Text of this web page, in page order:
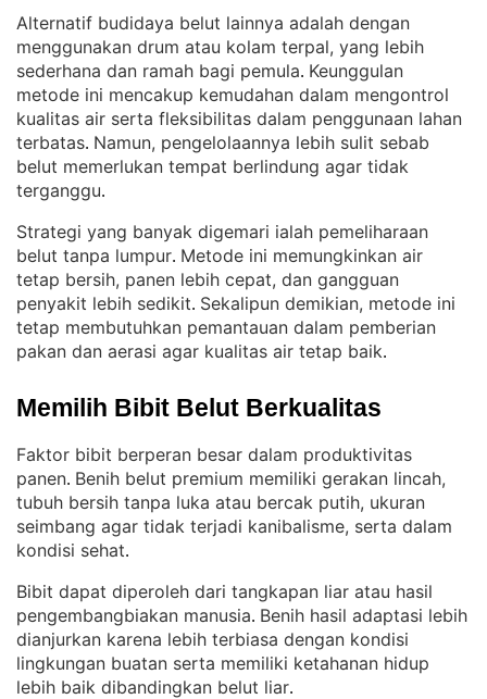
Alternatif budidaya belut lainnya adalah dengan
menggunakan drum atau kolam terpal, yang lebih
sederhana dan ramah bagi pemula. Keunggulan
metode ini mencakup kemudahan dalam mengontrol
kualitas air serta fleksibilitas dalam penggunaan lahan
terbatas. Namun, pengelolaannya lebih sulit sebab
belut memerlukan tempat berlindung agar tidak
terganggu.
Strategi yang banyak digemari ialah pemeliharaan
belut tanpa lumpur. Metode ini memungkinkan air
tetap bersih, panen lebih cepat, dan gangguan
penyakit lebih sedikit. Sekalipun demikian, metode ini
tetap membutuhkan pemantauan dalam pemberian
pakan dan aerasi agar kualitas air tetap baik.
Memilih Bibit Belut Berkualitas
Faktor bibit berperan besar dalam produktivitas
panen. Benih belut premium memiliki gerakan lincah,
tubuh bersih tanpa luka atau bercak putih, ukuran
seimbang agar tidak terjadi kanibalisme, serta dalam
kondisi sehat.
Bibit dapat diperoleh dari tangkapan liar atau hasil
pengembangbiakan manusia. Benih hasil adaptasi lebih
dianjurkan karena lebih terbiasa dengan kondisi
lingkungan buatan serta memiliki ketahanan hidup
lebih baik dibandingkan belut liar.